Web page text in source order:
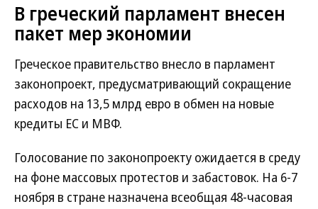
В греческий парламент внесен
пакет мер экономии
Греческое правительство внесло в парламент
законопроект, предусматривающий сокращение
расходов на 13,5 млрд евро в обмен на новые
кредиты ЕС и МВФ.
Голосование по законопроекту ожидается в среду
на фоне массовых протестов и забастовок. На 6-7
ноября в стране назначена всеобщая 48-часовая